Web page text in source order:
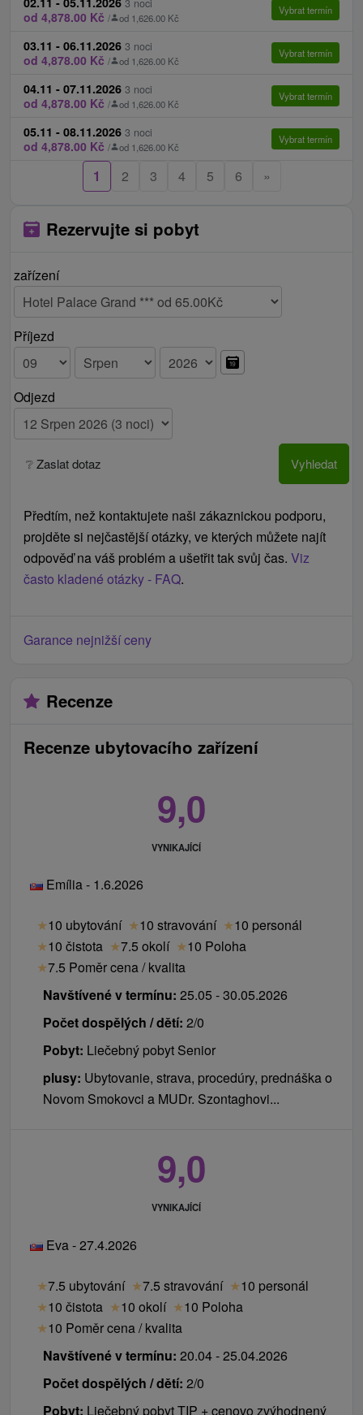
ubytování (check out)).
parkování 7,50 € / noc v uzavřeném areálu do
zaplnění kapacity
doplňkové služby
oběd 12 € / osoba / den, večeře 12 € / osoba / den
Ceník - Informace
V případě zájmu o delší pobyt vám vypracujeme
cenovou nabídku.
od 4,878.00 Kč / od 1,626.00 Kč
Vybrat termín
03.11 - 06.11.2026 3 noci
od 4,878.00 Kč / od 1,626.00 Kč
Vybrat termín
04.11 - 07.11.2026 3 noci
od 4,878.00 Kč / od 1,626.00 Kč
Vybrat termín
05.11 - 08.11.2026 3 noci
od 4,878.00 Kč / od 1,626.00 Kč
Vybrat termín
1 2 3 4 5 6 »
Rezervujte si pobyt
zařízení
Příjezd
Odjezd
❔ Zaslat dotaz Vyhledat
Předtím, než kontaktujete naši zákaznickou podporu,
projděte si nejčastější otázky, ve kterých můžete najít
odpověď na váš problém a ušetřit tak svůj čas. Viz
často kladené otázky - FAQ.
Garance nejnižší ceny
Recenze
Recenze ubytovacího zařízení
9,0
VYNIKAJÍCÍ
Emília - 1.6.2026
★10 ubytování ★10 stravování ★10 personál
★10 čistota ★7.5 okolí ★10 Poloha
★7.5 Poměr cena / kvalita
Navštívené v termínu: 25.05 - 30.05.2026
Počet dospělých / dětí: 2/0
Pobyt: Liečebný pobyt Senior
plusy: Ubytovanie, strava, procedúry, prednáška o
Novom Smokovci a MUDr. Szontaghovi...
9,0
VYNIKAJÍCÍ
Eva - 27.4.2026
★7.5 ubytování ★7.5 stravování ★10 personál
★10 čistota ★10 okolí ★10 Poloha
★10 Poměr cena / kvalita
Navštívené v termínu: 20.04 - 25.04.2026
Počet dospělých / dětí: 2/0
Pobyt: Liečebný pobyt TIP + cenovo zvýhodnený